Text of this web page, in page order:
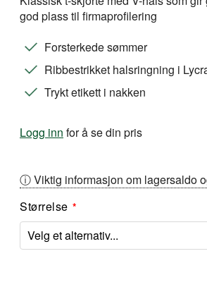
god plass til firmaprofilering
Forsterkede sømmer
Ribbestrikket halsringning i
Trykt etikett i nakken
Logg inn for å se din pris
ⓘ Viktig informasjon om lagersaldo
Størrelse